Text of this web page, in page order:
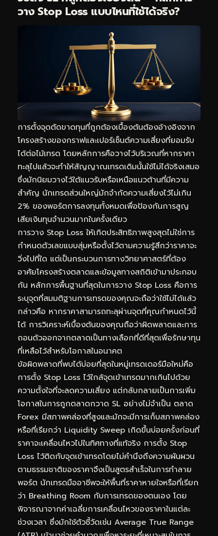
วาง Stop Loss แบบไหนที่ใช้ได้จริง?
การตั้งจุดตัดขาดทุนที่ถูกต้องเบื้องต้นต้องอ้างอิงจาก
โครงสร้างของกราฟและเปอร์เซ็นต์ความเสี่ยงที่ยอมรับ
ได้ต่อไม้เทรด โดยหลักการคือวางไว้บริเวณที่หากราคา
ทะลุไปแล้วจะทำให้สัญญาณเทรดเดิมนั้นใช้ไม่ได้จริงเสมอ
ซึ่งมักนิยมวางไว้ใต้แนวรับหรือเหนือแนวต้านที่มีความ
สำคัญ นักเทรดส่วนใหญ่มักจำกัดความเสี่ยงไว้ไม่เกิน
2% ของพอร์ตการลงทุนทั้งหมดเพื่อป้องกันการสูญ
เสียเงินทุนจำนวนมากในครั้งเดียว
การวาง Stop Loss ให้เกิดประสิทธิภาพสูงสุดไม่ใช่การ
กำหนดตัวเลขแบบสุ่มหรือตั้งไว้ตามความรู้สึกว่าราคาจะ
วิ่งไปที่ใด แต่เป็นกระบวนการทางวิทยาศาสตร์ที่ต้อง
อาศัยโครงสร้างตลาดและข้อมูลทางสถิติเข้ามาประกอบ
กัน หลักการพื้นฐานที่สุดในการวาง Stop Loss คือการ
ระบุจุดที่สมมติฐานการเทรดของคุณจะถือว่าใช้ไม่ได้แล้ว
กล่าวคือ หากราคาสามารถทะลุผ่านจุดที่คุณกำหนดไว้นี้
ได้ การวิเคราะห์เบื้องต้นของคุณถือว่าผิดพลาดและการ
ถอนตัวออกจากตลาดเป็นทางเลือกที่ดีที่สุดเพื่อรักษาทุน
ที่เหลือไว้สำหรับโอกาสในอนาคต
ข้อผิดพลาดที่พบได้บ่อยที่สุดในหมู่เทรดเดอร์มือใหม่คือ
การตั้ง Stop Loss ไว้ใกล้จุดเข้าเทรดมากเกินไปด้วย
ความตั้งใจที่จะลดความเสี่ยง แต่กลับกลายเป็นการเพิ่ม
โอกาสในการถูกตลาดกวาด SL อย่างไม่จำเป็น ตลาด
Forex มีสภาพคล่องที่สูงและมักจะมีการเก็บสภาพคล่อง
หรือที่เรียกว่า Liquidity Sweep เกิดขึ้นบ่อยครั้งก่อนที่
ราคาจะเคลื่อนไหวไปในทิศทางที่แท้จริง การตั้ง Stop
Loss ไว้ติดกับจุดเข้าเทรดโดยไม่คำนึงถึงความผันผวน
ตามธรรมชาติของราคาจึงเป็นสูตรสำเร็จในการทำลาย
พอร์ต นักเทรดมืออาชีพจะให้พื้นที่ราคาหายใจหรือที่เรียก
ว่า Breathing Room กับการเทรดของตนเอง โดย
พิจารณาจากค่าเฉลี่ยการเคลื่อนไหวของราคาในแต่ละ
ช่วงเวลา ซึ่งมักใช้ตัวชี้วัดเช่น Average True Range